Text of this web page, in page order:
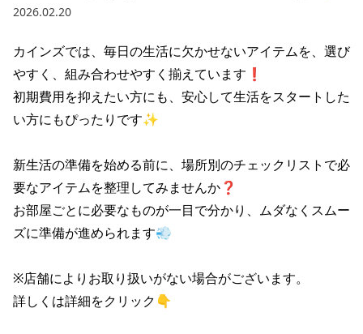
2026.02.20
カインズでは、毎日の生活に欠かせない​アイテムを、​選び
やすく、​組み合わせやすく​揃えています❗
​初期費用を​抑えたい方にも、​安心して​生活を​スタートした
い方にも​ぴったりです✨
新生活の準備を始める前に、場所別のチェックリストで必
要なアイテムを整理してみませんか❓
お部屋ごとに必要なものが一目で分かり、ムダなくスムー
ズに準備が進められます💨
※店舗によりお取り扱いがない場合がございます。
詳しくは詳細をクリック👇